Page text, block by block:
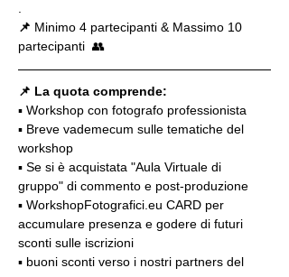
📌 Minimo 4 partecipanti & Massimo 10
partecipanti  👥
📌 La quota comprende:
▪️ Workshop con fotografo professionista
▪️ Breve vademecum sulle tematiche del
workshop
▪️ Se si è acquistata "Aula Virtuale di
gruppo" di commento e post-produzione
▪️ WorkshopFotografici.eu CARD per
accumulare presenza e godere di futuri
sconti sulle iscrizioni
▪️ buoni sconti verso i nostri partners del